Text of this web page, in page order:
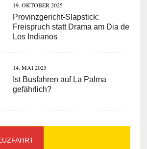
19. OKTOBER 2025
Provinzgericht-Slapstick:
Freispruch statt Drama am Dia de
Los Indianos
14. MAI 2025
Ist Busfahren auf La Palma
gefährlich?